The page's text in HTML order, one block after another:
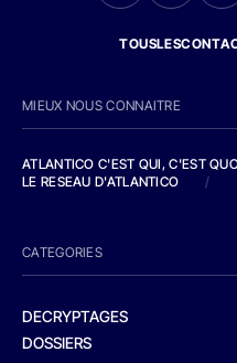
MIEUX NOUS CONNAITRE
ATLANTICO C'EST QUI, C'EST
LE RESEAU D'ATLANTICO
/
CATEGORIES
DECRYPTAGES
DOSSIERS